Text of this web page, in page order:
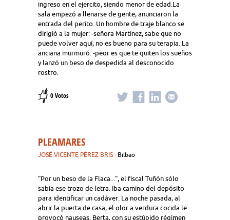
ingreso en el ejercito, siendo menor de edad.La
sala empezó a llenarse de gente, anunciaron la
entrada del perito. Un hombre de traje blanco se
dirigió a la mujer: -señora Martinez, sabe que no
puede volver aquí, no es bueno para su terapia. La
anciana murmuró: -peor es que te quiten los sueños
y lanzó un beso de despedida al desconocido
rostro.
0 Votos
PLEAMARES
JOSÉ VICENTE PÉREZ BRIS · Bilbao
"Por un beso de la Flaca...", el fiscal Tuñón sólo
sabía ese trozo de letra. Iba camino del depósito
para identificar un cadáver. La noche pasada, al
abrir la puerta de casa, el olor a verdura cocida le
provocó nauseas. Berta, con su estúpido régimen